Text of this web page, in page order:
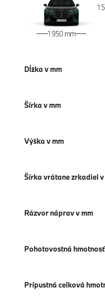
1 950 mm
1
Dĺžka v mm
Šírka v mm
Výška v mm
Šírka vrátane zrkadiel v
Rázvor náprav v mm
Pohotovostná
Prípustná celková